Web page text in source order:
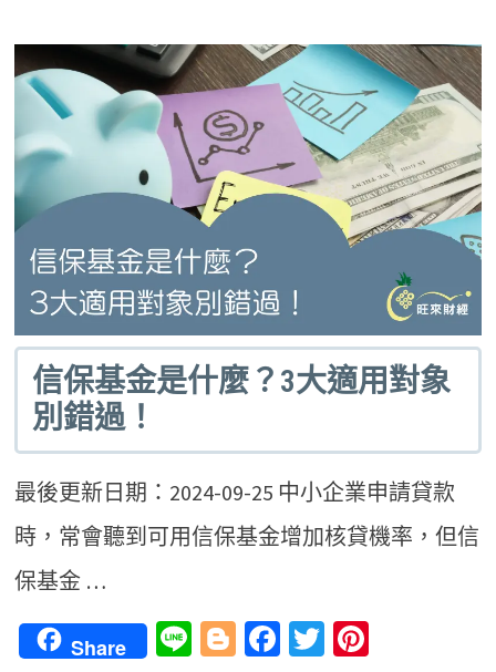
信保基金是什麼？3大適用對象
別錯過！
最後更新日期：2024-09-25 中小企業申請貸款
時，常會聽到可用信保基金增加核貸機率，但信
保基金 …
Share LineBlogger
Facebook
Twitter